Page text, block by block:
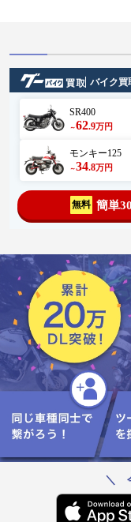
バイク買
SR400
～62.9万円
モンキー125
～34.8万円
無料 簡単
＼